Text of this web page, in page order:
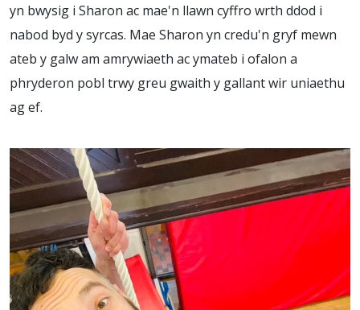
yn bwysig i Sharon ac mae'n llawn cyffro wrth ddod i
nabod byd y syrcas. Mae Sharon yn credu'n gryf mewn
ateb y galw am amrywiaeth ac ymateb i ofalon a
phryderon pobl trwy greu gwaith y gallant wir uniaethu
ag ef.